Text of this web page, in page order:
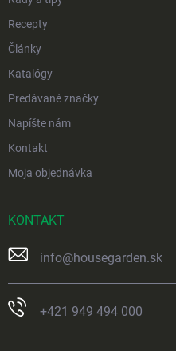
Recepty
Články
Katalógy
Predávané značky
Napíšte nám
Kontakt
Moja objednávka
KONTAKT
info@housegarden.sk
+421 949 494 000